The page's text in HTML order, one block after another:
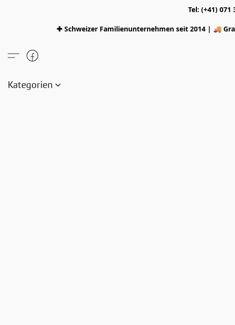
Tel: (+41)
✚ Schweizer Familienunternehmen seit 2014 | 🚚
Kategorien